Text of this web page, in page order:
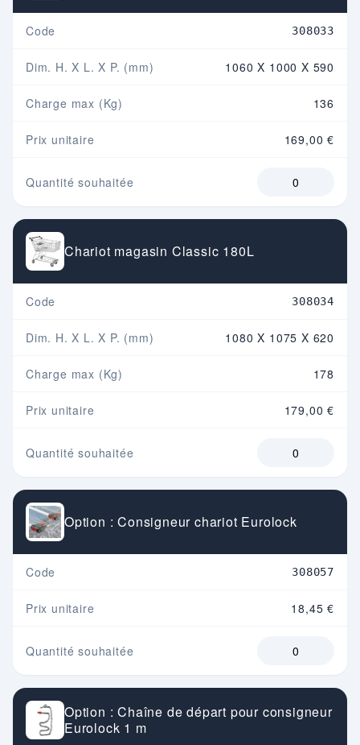
Code 308033
Dim. H. X L. X P. (mm) 1060 X 1000 X 590
Charge max (Kg) 136
Prix unitaire 169,00 €
Quantité souhaitée
Chariot magasin Classic 180L
Code 308034
Dim. H. X L. X P. (mm) 1080 X 1075 X 620
Charge max (Kg) 178
Prix unitaire 179,00 €
Quantité souhaitée
Option : Consigneur chariot Eurolock
Code 308057
Prix unitaire 18,45 €
Quantité souhaitée
Option : Chaîne de départ pour consigneur
Eurolock 1 m